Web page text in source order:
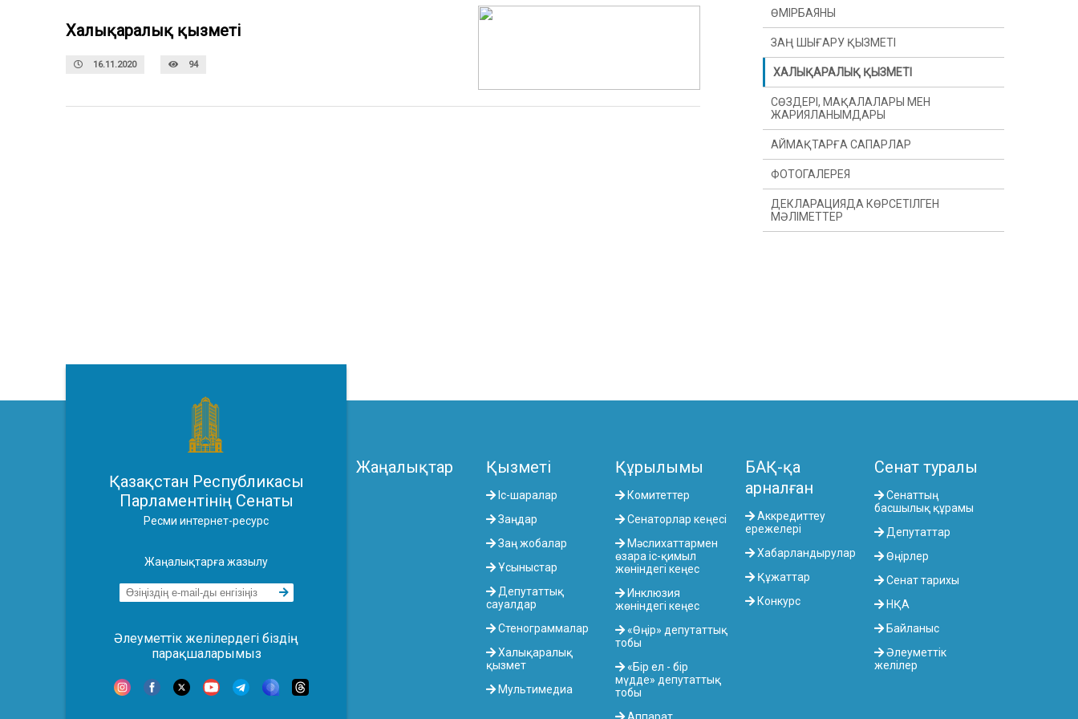
Халықаралық қызметі
16.11.2020 94
ӨМІРБАЯНЫ
ЗАҢ ШЫҒАРУ ҚЫЗМЕТІ
ХАЛЫҚАРАЛЫҚ ҚЫЗМЕТІ
СӨЗДЕРІ, МАҚАЛАЛАРЫ МЕН
ЖАРИЯЛАНЫМДАРЫ
АЙМАҚТАРҒА САПАРЛАР
ФОТОГАЛЕРЕЯ
ДЕКЛАРАЦИЯДА КӨРСЕТІЛГЕН
МӘЛІМЕТТЕР
Қазақстан Республикасы
Парламентінің Сенаты
Ресми интернет-ресурс
Жаңалықтарға жазылу
Әлеуметтік желілердегі біздің
парақшаларымыз
Жаңалықтар Қызметі
Іс-шаралар
Заңдар
Заң жобалар
Ұсыныстар
Депутаттық
сауалдар
Стенограммалар
Халықаралық
қызмет
Мультимедиа
Құрылымы
Комитеттер
Сенаторлар кеңесі
Мәслихаттармен
өзара іс-қимыл
жөніндегі кеңес
Инклюзия
жөніндегі кеңес
«Өңір» депутаттық
тобы
«Бір ел - бір
мүдде» депутаттық
тобы
БАҚ-қа
арналған
Аккредиттеу
ережелері
Хабарландырулар
Құжаттар
Конкурс
Сенат туралы
Сенаттың
басшылық құрамы
Депутаттар
Өңірлер
Сенат тарихы
НҚА
Байланыс
Әлеуметтік
желілер